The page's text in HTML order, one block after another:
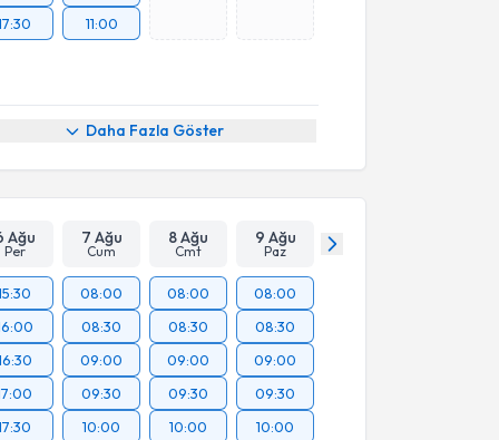
11:00
Daha Fazla Göster
Ağu
Per
7 Ağu
Cum
8 Ağu
Cmt
9 Ağu
Paz
08:00
08:30
09:00
09:30
10:00
08:00
08:30
09:00
09:30
10:00
08:00
08:30
09:00
09:30
10:00